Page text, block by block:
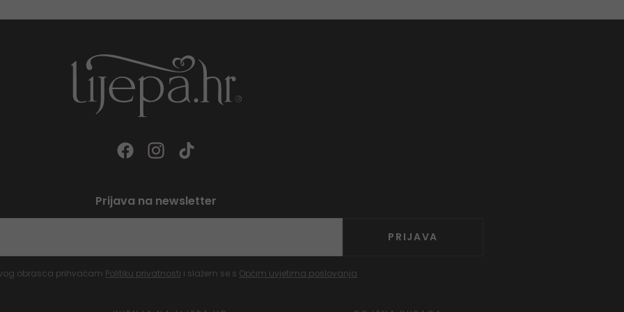
Prijava na newsletter
PRIJAVA
obrasca prihvaćam Politiku privatnosti i slažem se s Općim uvjetima poslovanja